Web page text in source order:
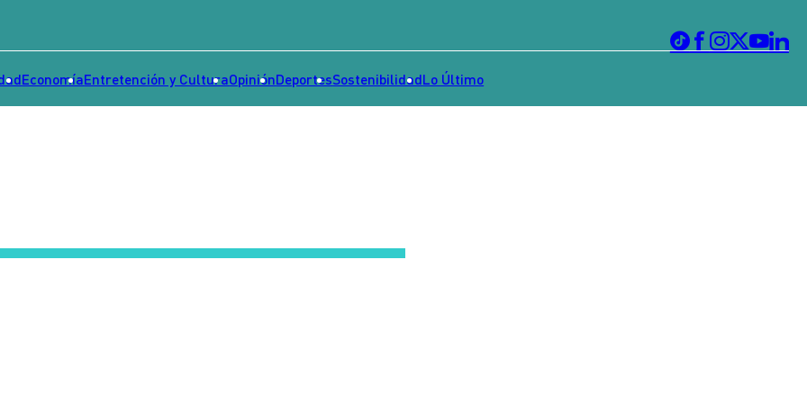
EconomíaEntretención y CulturaOpiniónDeportesSostenibilidadLo Último